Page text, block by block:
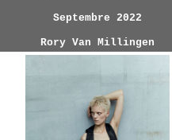
Septembre 2022
Rory Van Millingen